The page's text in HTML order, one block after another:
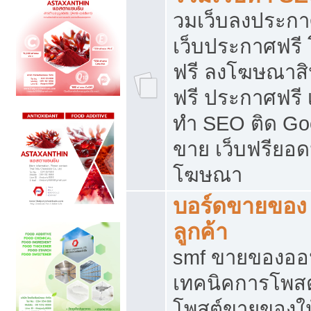
วมเว็บลงประก
เว็บประกาศฟ
ฟรี ลงโฆษณา
ฟรี ประกาศฟรี
ทำ SEO ติด
ขาย เว็บฟรียอ
โฆษณา
บอร์ดขายของ
ลูกค้า
smf ขายของอ
เทคนิคการโพ